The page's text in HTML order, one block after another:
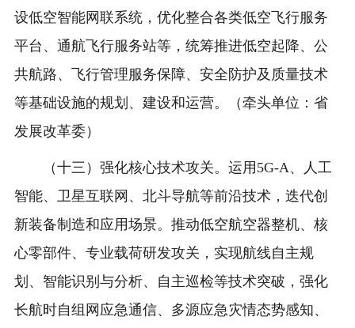
设低空智能网联系统，优化整合各类低空飞行服务
平台、通航飞行服务站等，统筹推进低空起降、公
共航路、飞行管理服务保障、安全防护及质量技术
等基础设施的规划、建设和运营。（牵头单位：省
发展改革委）
（十三）强化核心技术攻关。运用5G-A、人工
智能、卫星互联网、北斗导航等前沿技术，迭代创
新装备制造和应用场景。推动低空航空器整机、核
心零部件、专业载荷研发攻关，实现航线自主规
划、智能识别与分析、自主巡检等技术突破，强化
长航时自组网应急通信、多源应急灾情态势感知、